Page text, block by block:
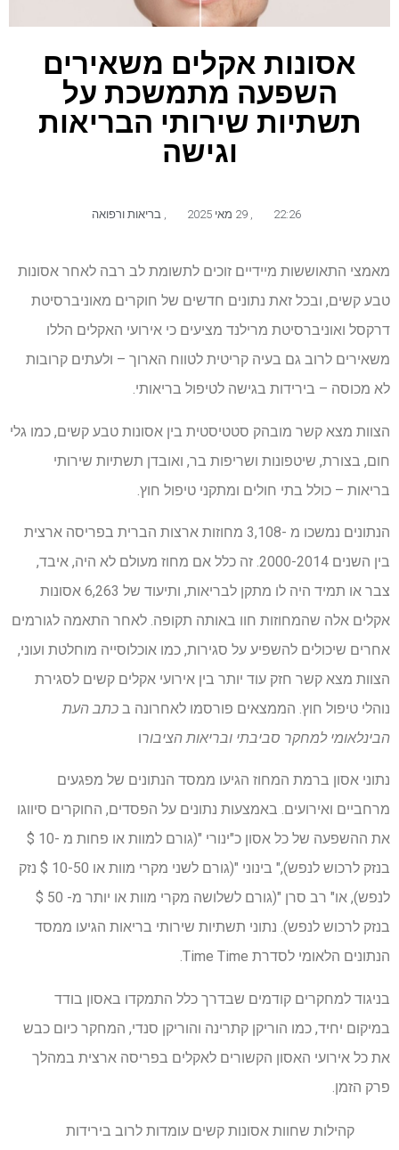
אסונות אקלים משאירים
השפעה מתמשכת על
תשתיות שירותי הבריאות
וגישה
22:26 29 מאי 2025 בריאות ורפואה
מאמצי התאוששות מיידיים זוכים לתשומת לב רבה לאחר אסונות
טבע קשים, ובכל זאת נתונים חדשים של חוקרים מאוניברסיטת
דרקסל ואוניברסיטת מרילנד מציעים כי אירועי האקלים הללו
משאירים לרוב גם בעיה קריטית לטווח הארוך – ולעתים קרובות
לא מכוסה – בירידות בגישה לטיפול בריאותי.
הצוות מצא קשר מובהק סטטיסטית בין אסונות טבע קשים, כמו גלי
חום, בצורת, שיטפונות ושריפות בר, ואובדן תשתיות שירותי
בריאות – כולל בתי חולים ומתקני טיפול חוץ.
הנתונים נמשכו מ -3,108 מחוזות ארצות הברית בפריסה ארצית
בין השנים 2000-2014. זה כלל אם מחוז מעולם לא היה, איבד,
צבר או תמיד היה לו מתקן לבריאות, ותיעוד של 6,263 אסונות
אקלים אלה שהמחוזות חוו באותה תקופה. לאחר התאמה לגורמים
אחרים שיכולים להשפיע על סגירות, כמו אוכלוסייה מוחלטת ועוני,
הצוות מצא קשר חזק עוד יותר בין אירועי אקלים קשים לסגירת
נוהלי טיפול חוץ. הממצאים פורסמו לאחרונה ב כתב העת
הבינלאומי למחקר סביבתי ובריאות הציבורו
נתוני אסון ברמת המחוז הגיעו ממסד הנתונים של מפגעים
מרחביים ואירועים. באמצעות נתונים על הפסדים, החוקרים סיווגו
את ההשפעה של כל אסון כ"ינורי "(גורם למוות או פחות מ -10 $
בנזק לרכוש לנפש)," בינוני "(גורם לשני מקרי מוות או 10-50 $ נזק
לנפש), או" רב סרן "(גורם לשלושה מקרי מוות או יותר מ- 50 $
בנזק לרכוש לנפש). נתוני תשתיות שירותי בריאות הגיעו ממסד
הנתונים הלאומי לסדרת Time Time.
בניגוד למחקרים קודמים שבדרך כלל התמקדו באסון בודד
במיקום יחיד, כמו הוריקן קתרינה והוריקן סנדי, המחקר כיום כבש
את כל אירועי האסון הקשורים לאקלים בפריסה ארצית במהלך
פרק הזמן.
קהילות שחוות אסונות קשים עומדות לרוב בירידות